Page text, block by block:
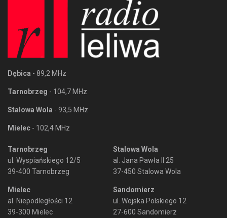
Dębica - 89,2 MHz
Tarnobrzeg - 104,7 MHz
Stalowa Wola - 93,5 MHz
Mielec - 102,4 MHz
Tarnobrzeg
ul. Wyspiańskiego 12/5
39-400 Tarnobrzeg
Mielec
al. Niepodległości 12
39-300 Mielec
Stalowa Wola
al. Jana Pawła II 25
37-450 Stalowa Wola
Sandomierz
ul. Wojska Polskiego 12
27-600 Sandomierz